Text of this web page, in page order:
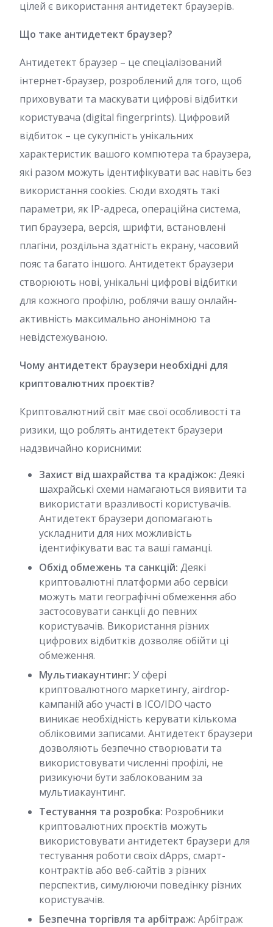
цілей є використання антидетект браузерів.
Що таке антидетект браузер?
Антидетект браузер – це спеціалізований
інтернет-браузер, розроблений для того, щоб
приховувати та маскувати цифрові відбитки
користувача (digital fingerprints). Цифровий
відбиток – це сукупність унікальних
характеристик вашого компютера та браузера,
які разом можуть ідентифікувати вас навіть без
використання cookies. Сюди входять такі
параметри, як IP-адреса, операційна система,
тип браузера, версія, шрифти, встановлені
плагіни, роздільна здатність екрану, часовий
пояс та багато іншого. Антидетект браузери
створюють нові, унікальні цифрові відбитки
для кожного профілю, роблячи вашу онлайн-
активність максимально анонімною та
невідстежуваною.
Чому антидетект браузери необхідні для
криптовалютних проєктів?
Криптовалютний світ має свої особливості та
ризики, що роблять антидетект браузери
надзвичайно корисними:
Захист від шахрайства та крадіжок: Деякі
шахрайські схеми намагаються виявити та
використати вразливості користувачів.
Антидетект браузери допомагають
ускладнити для них можливість
ідентифікувати вас та ваші гаманці.
Обхід обмежень та санкцій: Деякі
криптовалютні платформи або сервіси
можуть мати географічні обмеження або
застосовувати санкції до певних
користувачів. Використання різних
цифрових відбитків дозволяє обійти ці
обмеження.
Мультиакаунтинг: У сфері
криптовалютного маркетингу, airdrop-
кампаній або участі в ICO/IDO часто
виникає необхідність керувати кількома
обліковими записами. Антидетект браузери
дозволяють безпечно створювати та
використовувати численні профілі, не
ризикуючи бути заблокованим за
мультиакаунтинг.
Тестування та розробка: Розробники
криптовалютних проєктів можуть
використовувати антидетект браузери для
тестування роботи своїх dApps, смарт-
контрактів або веб-сайтів з різних
перспектив, симулюючи поведінку різних
користувачів.
Безпечна торгівля та арбітраж: Арбітраж